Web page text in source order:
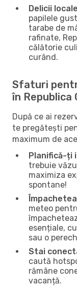
Delicii locale
papilele
tarabe de
rafinate,
călătorie
curând.
Sfaturi
în
După ce ai
te pregătești
maximum de
Planifică-ți
trebuie
maximiza
spontane!
meteo
esențiale,
sau o
Stai
caută
rămâne
vacanță.